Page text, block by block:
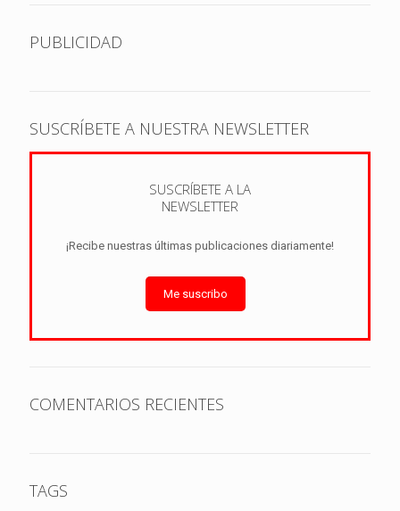
PUBLICIDAD
SUSCRÍBETE A NUESTRA NEWSLETTER
SUSCRÍBETE A LA
NEWSLETTER
¡Recibe nuestras últimas publicaciones diariamente!
Me suscribo
COMENTARIOS RECIENTES
TAGS